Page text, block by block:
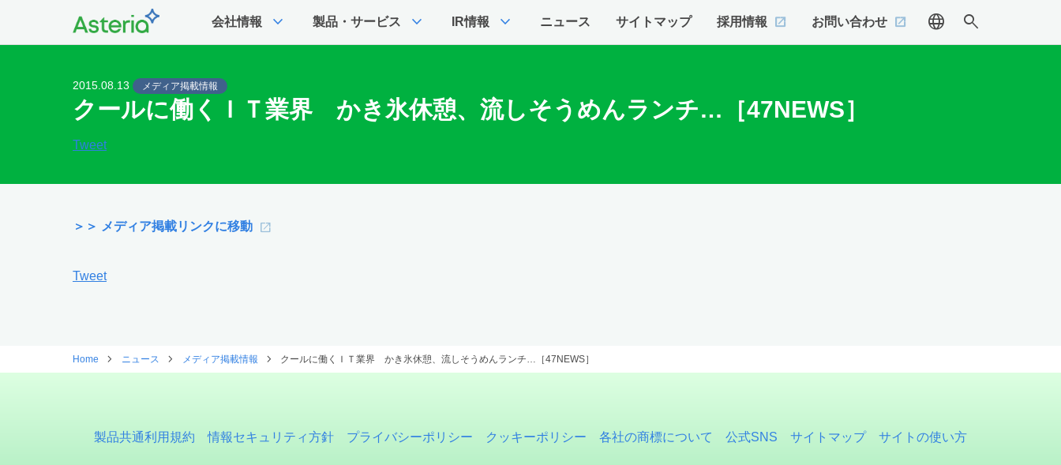
会社情報 expand_more 製品・サービス expand_more IR情報 expand_more ニュース サイトマップ 採用情報 お問い合わせ language search
2015.08.13 メディア掲載情報
クールに働くＩＴ業界 かき氷休憩、流しそうめんランチ…［47NEWS］
Tweet
＞＞ メディア掲載リンクに移動
Tweet
Home ニュース メディア掲載情報 クールに働くＩＴ業界 かき氷休憩、流しそうめんランチ…［47NEWS］
製品共通利用規約 情報セキュリティ方針 プライバシーポリシー クッキーポリシー 各社の商標について 公式SNS サイトマップ サイトの使い方